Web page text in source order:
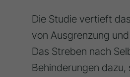
Die Studie vertieft
von Ausgrenzung
Das Streben nach
Behinderungen